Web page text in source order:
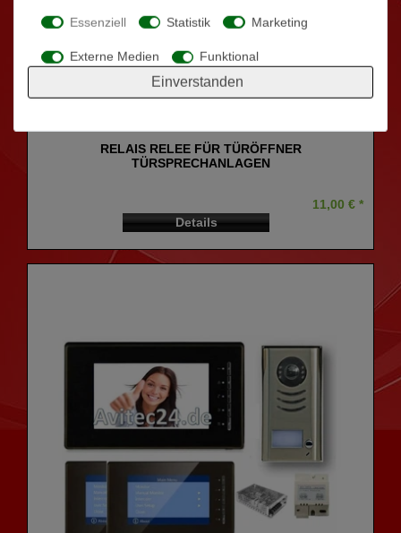
RELAIS RELEE FÜR TÜRÖFFNER
TÜRSPRECHANLAGEN
11,00 € *
Details
Essenziell Statistik Marketing
Externe Medien Funktional
Einverstanden